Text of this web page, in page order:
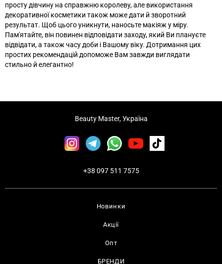
просту дівчину на справжню королеву, але використання
декоративної косметики також може дати й зворотний
результат. Щоб цього уникнути, наносьте макіяж у міру.
Пам'ятайте, він повинен відповідати заходу, який Ви плануєте
відвідати, а також часу доби і Вашому віку. Дотримання цих
простих рекомендацій допоможе Вам завжди виглядати
стильно й елегантно!
Новинки
Акції
Опт
БРЕНДИ
Beauty Master, Україна
+38 097 511 7575